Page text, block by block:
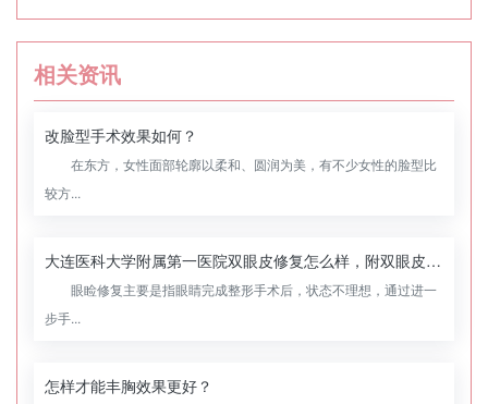
相关资讯
改脸型手术效果如何？
在东方，女性面部轮廓以柔和、圆润为美，有不少女性的脸型比
较方...
大连医科大学附属第一医院双眼皮修复怎么样，附双眼皮修复案例
眼睑修复主要是指眼睛完成整形手术后，状态不理想，通过进一
步手...
怎样才能丰胸效果更好？